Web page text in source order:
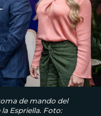
de mando del
Espriella. Foto: